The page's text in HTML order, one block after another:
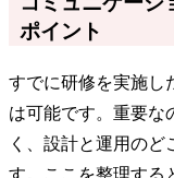
ポイント
すでに研修を実施し
は可能です。重要な
く、設計と運用の
す。ここを整理する